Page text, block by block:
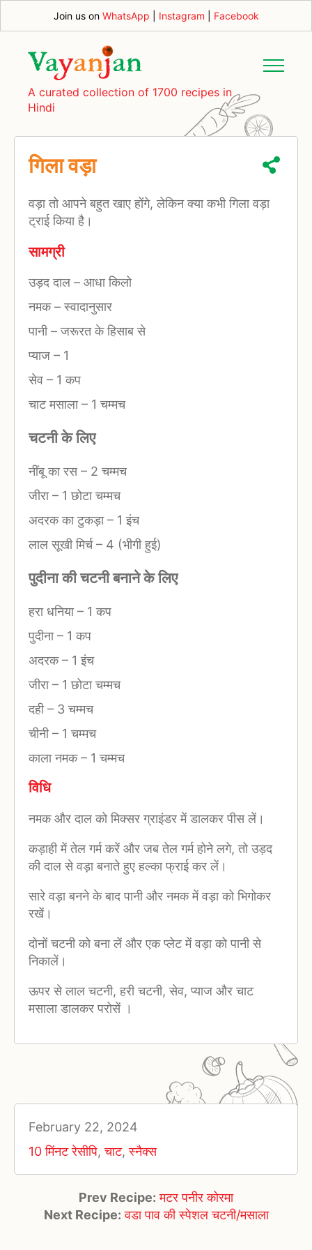
Join us on WhatsApp Instagram Facebook
A curated collection of 1700 recipes in
Hindi
गिला वड़ा
वड़ा तो आपने बहुत खाए होंगे, लेकिन क्या कभी गिला वड़ा
ट्राई किया है।
सामग्री
उड़द दाल – आधा किलो
नमक–स्वादानुसार
पानी–जरूरत के हिसाब से
प्याज – 1
सेव – 1 कप
चाट मसाला– 1 चम्मच
चटनी के लिए
नींबू का रस– 2 चम्मच
जीरा– 1 छोटा चम्मच
अदरक का टुकड़ा– 1 इंच
लाल सूखी मिर्च– 4 (भीगी हुई)
पुदीना की चटनी बनाने के लिए
हरा धनिया– 1 कप
पुदीना– 1 कप
अदरक– 1 इंच
जीरा– 1 छोटा चम्मच
दही– 3 चम्मच
चीनी– 1 चम्मच
काला नमक– 1 चम्मच
विधि
नमक और दाल को मिक्सर ग्राइंडर में डालकर पीस लें।
कड़ाही में तेल गर्म करें और जब तेल गर्म होने लगे, तो उड़द
की दाल से वड़ा बनाते हुए हल्का फ्राई कर लें।
सारे वड़ा बनने के बाद पानी और नमक में वड़ा को भिगोकर
रखें।
दोनों चटनी को बना लें और एक प्लेट में वड़ा को पानी से
निकालें।
ऊपर से लाल चटनी, हरी चटनी, सेव, प्याज और चाट
मसाला डालकर परोसें ।
February 22, 2024
10 मिंनट रेसीपि,चाट,स्नैक्स
Prev Recipe: मटर पनीर कोरमा
Next Recipe: वडा पाव की स्पेशल चटनी/मसाला